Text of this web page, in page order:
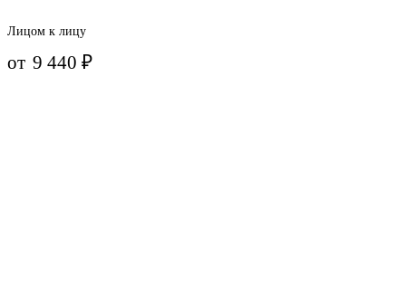
Лицом к лицу
от 9 440₽